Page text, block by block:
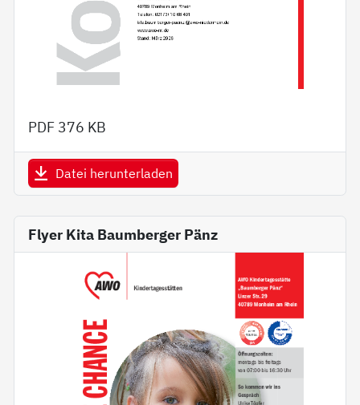
PDF 376 KB
Datei herunterladen
Flyer Kita Baumberger Pänz